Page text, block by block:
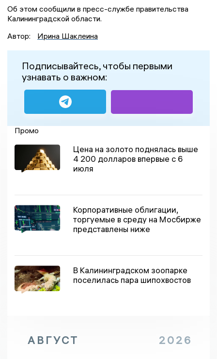
Об этом сообщили в пресс-службе правительства
Калининградской области.
Автор:
Ирина Шаклеина
Подписывайтесь, чтобы первыми
узнавать о важном:
Промо
Цена на золото поднялась выше
4 200 долларов впервые с 6
июля
Корпоративные облигации,
торгуемые в среду на Мосбирже
представлены ниже
В Калининградском зоопарке
поселилась пара шипохвостов
АВГУСТ 2026